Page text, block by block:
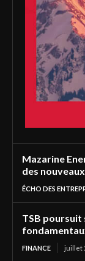
Mazarine
des
ÉCHO DES
TSB
FINANCE juillet